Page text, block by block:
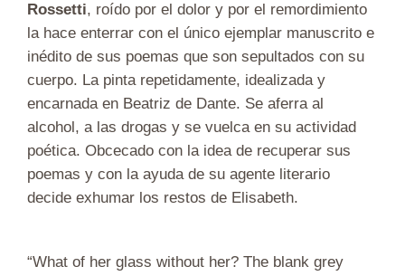
Rossetti, roído por el dolor y por el remordimiento
la hace enterrar con el único ejemplar manuscrito e
inédito de sus poemas que son sepultados con su
cuerpo. La pinta repetidamente, idealizada y
encarnada en Beatriz de Dante. Se aferra al
alcohol, a las drogas y se vuelca en su actividad
poética. Obcecado con la idea de recuperar sus
poemas y con la ayuda de su agente literario
decide exhumar los restos de Elisabeth.
“What of her glass without her? The blank grey